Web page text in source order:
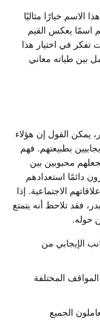
الاسم خيارًا مثاليًا
اسمًا يعكس القيم
تفكر في اختيار هذا
بين طياته معاني
القول إن هؤلاء
بطبيعتهم. فهم
محبوبين بين
دائمًا استعدادهم
الاجتماعية. إذا
فقد تلاحظ أنه يتمتع
حوله.
الإيجابي من
المختلفة
الجميع